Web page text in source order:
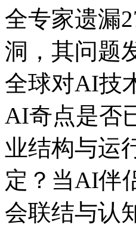
全专家遗漏
洞，其问题
全球对AI技
AI奇点是否
业结构与运
定？当AI伴
会联结与认